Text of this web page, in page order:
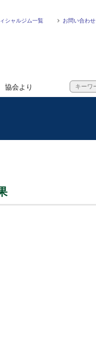
シャルジム一覧 お問い合わせ
協会より